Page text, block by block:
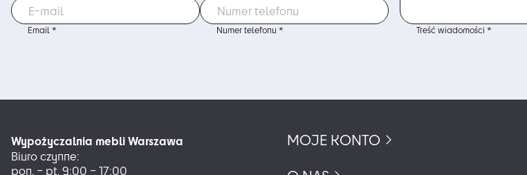
Email * Numer telefonu * Treść wiadomości *
Wypożyczalnia mebli Warszawa
Biuro czynne:
pon. – pt. 9:00 – 17:00
MOJE KONTO